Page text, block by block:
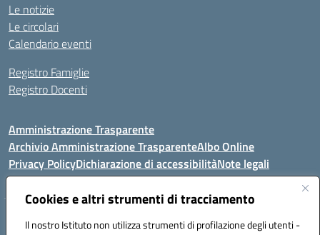
Cookies e altri strumenti di tracciamento
Il nostro Istituto non utilizza strumenti di profilazione degli utenti -
Le notizie
Le circolari
Calendario eventi
Registro Famiglie
Registro Docenti
Amministrazione Trasparente
Archivio Amministrazione TrasparenteAlbo Online
Privacy PolicyDichiarazione di accessibilitàNote legali
Istituto Comprensivo Statale